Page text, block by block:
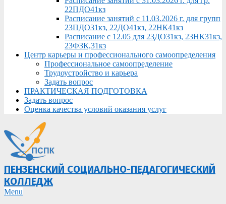
22ПДО41кз
Расписание занятий с 11.03.2026 г. для групп
23ПДО31кз, 22ДО41кз, 22НК41кз
Расписание с 12.05 для 23ДО31кз, 23НК31кз,
23ФЗК,31кз
Центр карьеры и профессионального самоопределения
Профессиональное самоопределение
Трудоустройство и карьера
Задать вопрос
ПРАКТИЧЕСКАЯ ПОДГОТОВКА
Задать вопрос
Оценка качества условий оказания услуг
ПЕНЗЕНСКИЙ СОЦИАЛЬНО-ПЕДАГОГИЧЕСКИЙ
КОЛЛЕДЖ
Primary
Menu